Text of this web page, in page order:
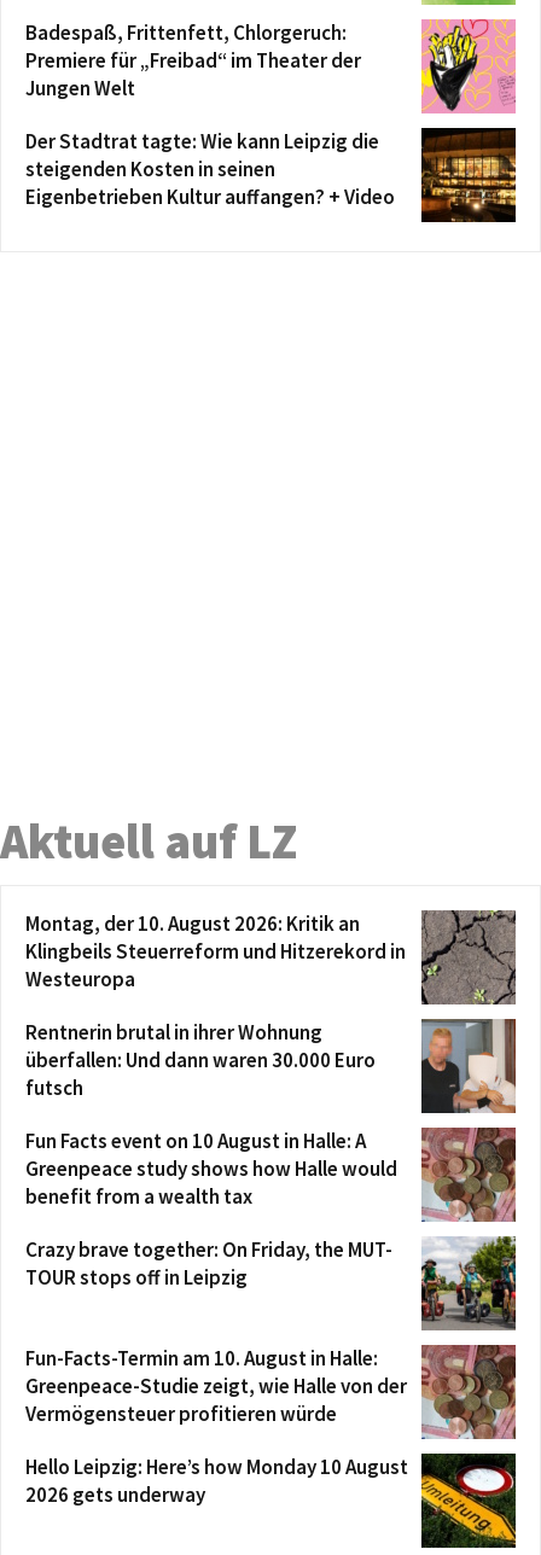
Badespaß, Frittenfett, Chlorgeruch:
Premiere für „Freibad“ im Theater der
Jungen Welt
Der Stadtrat tagte: Wie kann Leipzig die
steigenden Kosten in seinen
Eigenbetrieben Kultur auffangen? + Video
Aktuell auf LZ
Montag, der 10. August 2026: Kritik an
Klingbeils Steuerreform und Hitzerekord in
Westeuropa
Rentnerin brutal in ihrer Wohnung
überfallen: Und dann waren 30.000 Euro
futsch
Fun Facts event on 10 August in Halle: A
Greenpeace study shows how Halle would
benefit from a wealth tax
Crazy brave together: On Friday, the MUT-
TOUR stops off in Leipzig
Fun-Facts-Termin am 10. August in Halle:
Greenpeace-Studie zeigt, wie Halle von der
Vermögensteuer profitieren würde
Hello Leipzig: Here’s how Monday 10 August
2026 gets underway